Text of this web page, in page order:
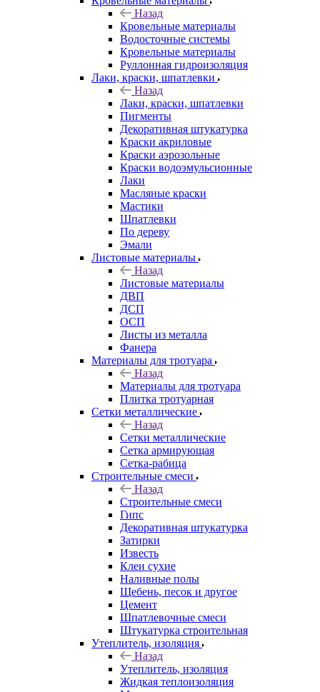
Назад
Кровельные материалы
Водосточные системы
Кровельные материалы
Руллонная гидроизоляция
Лаки, краски, шпатлевки
Назад
Лаки, краски, шпатлевки
Пигменты
Декоративная штукатурка
Краски акриловые
Краски аэрозольные
Краски водоэмульсионные
Лаки
Масляные краски
Мастики
Шпатлевки
По дереву
Эмали
Листовые материалы
Назад
Листовые материалы
ДВП
ДСП
ОСП
Листы из металла
Фанера
Материалы для тротуара
Назад
Материалы для тротуара
Плитка тротуарная
Сетки металлические
Назад
Сетки металлические
Сетка армирующая
Сетка-рабица
Строительные смеси
Назад
Строительные смеси
Гипс
Декоративная штукатурка
Затирки
Известь
Клеи сухие
Наливные полы
Щебень, песок и другое
Цемент
Шпатлевочные смеси
Штукатурка строительная
Утеплитель, изоляция
Назад
Утеплитель, изоляция
Жидкая теплоизоляция